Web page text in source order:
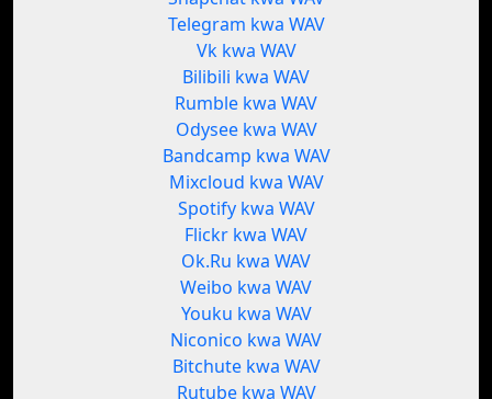
Telegram kwa WAV
Vk kwa WAV
Bilibili kwa WAV
Rumble kwa WAV
Odysee kwa WAV
Bandcamp kwa WAV
Mixcloud kwa WAV
Spotify kwa WAV
Flickr kwa WAV
Ok.Ru kwa WAV
Weibo kwa WAV
Youku kwa WAV
Niconico kwa WAV
Bitchute kwa WAV
Rutube kwa WAV